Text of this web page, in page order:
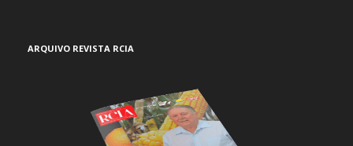
ARQUIVO REVISTA RCIA